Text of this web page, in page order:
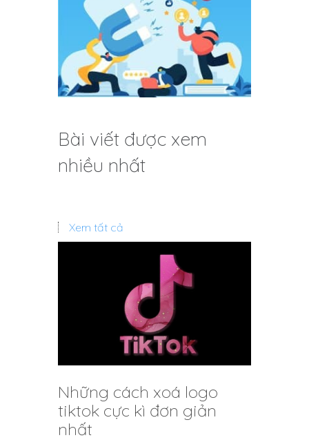
Bài viết được xem
nhiều nhất
Xem tất cả
Những cách xoá logo
tiktok cực kì đơn giản
nhất